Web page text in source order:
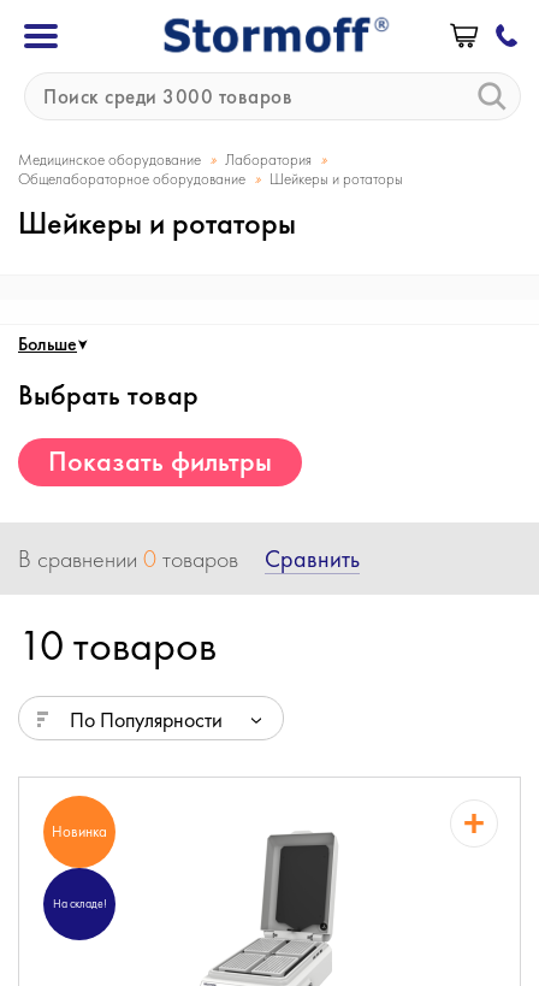
Медицинское оборудование » Лаборатория »
Общелабораторное оборудование » Шейкеры и ротаторы
Шейкеры и ротаторы
Больше
Выбрать товар
Показать фильтры
В сравнении 0товаров Сравнить
10 товаров
По Популярности
Новинка
На складе!